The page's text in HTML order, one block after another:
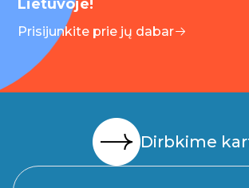
Lietuvoje!
Prisijunkite prie jų dabar
Dirbkime